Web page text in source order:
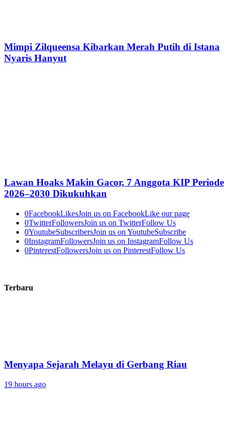
Mimpi Zilqueensa Kibarkan Merah Putih di Istana
Nyaris Hanyut
Lawan Hoaks Makin Gacor, 7 Anggota KIP Periode
2026–2030 Dikukuhkan
0FacebookLikesJoin us on FacebookLike our page
0TwitterFollowersJoin us on TwitterFollow Us
0YoutubeSubscribersJoin us on YoutubeSubscribe
0InstagramFollowersJoin us on InstagramFollow Us
0PinterestFollowersJoin us on PinterestFollow Us
Terbaru
Menyapa Sejarah Melayu di Gerbang Riau
19 hours ago